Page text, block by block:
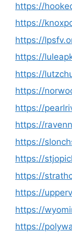
https://
https://
https://
https://
https://
https://
https://
https://
https://
https://
https://
https://
https://
https://